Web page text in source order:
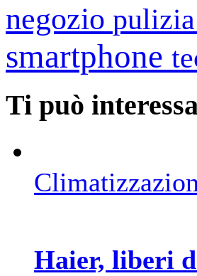
negozio pulizia
smartphone
Ti può
Haier, liberi